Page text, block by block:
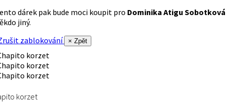
dárek pak bude moci koupit pro Dominika Atigu Sobotková
jiný.
zablokování
× Zpět
korzet